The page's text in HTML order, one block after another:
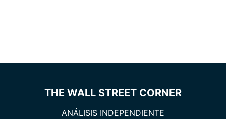
THE WALL STREET CORNER
ANÁLISIS INDEPENDIENTE